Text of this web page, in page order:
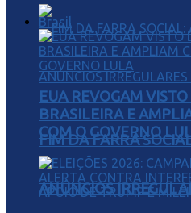
FIM DA FARRA
ANÚNCIOS
Brasil
EUA REVOGAM
BRASILEIRA E
COM O GOVERNO